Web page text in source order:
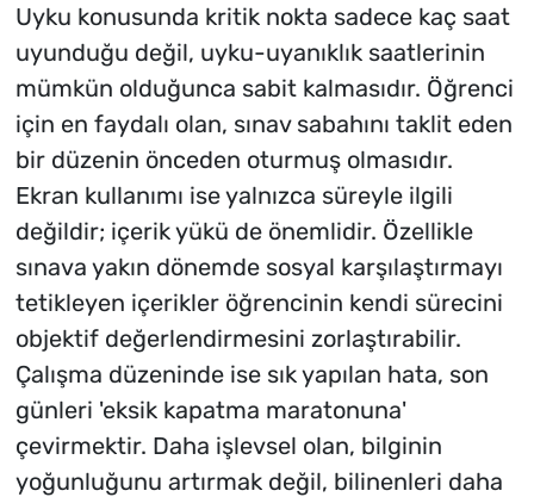
Uyku konusunda kritik nokta sadece kaç saat
uyunduğu değil, uyku-uyanıklık saatlerinin
mümkün olduğunca sabit kalmasıdır. Öğrenci
için en faydalı olan, sınav sabahını taklit eden
bir düzenin önceden oturmuş olmasıdır.
Ekran kullanımı ise yalnızca süreyle ilgili
değildir; içerik yükü de önemlidir. Özellikle
sınava yakın dönemde sosyal karşılaştırmayı
tetikleyen içerikler öğrencinin kendi sürecini
objektif değerlendirmesini zorlaştırabilir.
Çalışma düzeninde ise sık yapılan hata, son
günleri 'eksik kapatma maratonuna'
çevirmektir. Daha işlevsel olan, bilginin
yoğunluğunu artırmak değil, bilinenleri daha